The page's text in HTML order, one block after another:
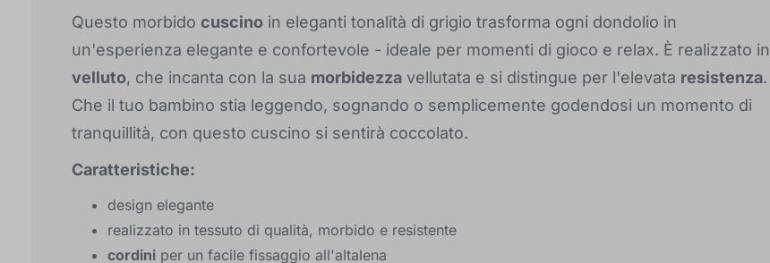
Questo morbido cuscino in eleganti tonalità di grigio trasforma ogni dondolio in
un'esperienza elegante e confortevole - ideale per momenti di gioco e relax. È realizzato in
velluto, che incanta con la sua morbidezza vellutata e si distingue per l'elevata resistenza.
Che il tuo bambino stia leggendo, sognando o semplicemente godendosi un momento di
tranquillità, con questo cuscino si sentirà coccolato.
Caratteristiche:
design elegante
realizzato in tessuto di qualità, morbido e resistente
cordini per un facile fissaggio all'altalena